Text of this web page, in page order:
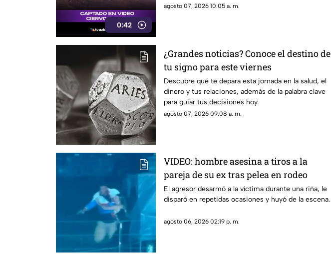
0:42
agosto 07, 2026 10:05 a. m.
¿Grandes noticias? Conoce el destino de
tu signo para este viernes
Descubre qué te depara esta jornada en la salud, el
dinero y tus relaciones, además de la palabra clave
para guiar tus decisiones hoy.
agosto 07, 2026 09:08 a. m.
VIDEO: hombre asesina a tiros a la
pareja de su ex tras pelea en rodeo
El agresor desarmó a la víctima durante una riña, le
disparó en repetidas ocasiones y huyó de la escena.
agosto 06, 2026 02:19 p. m.